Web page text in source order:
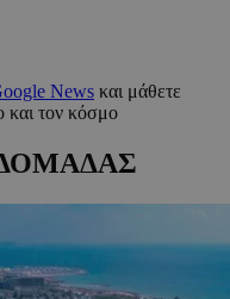
News και μάθετε
και τον κόσμο